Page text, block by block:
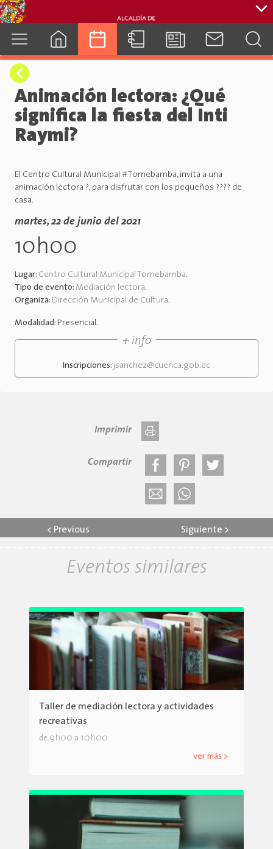
Animación lectora: ¿Qué
significa la fiesta del Inti
Raymi?
El Centro Cultural Municipal #Tomebamba, invita a una
animación lectora ?, para disfrutar con los pequeños ???? de
casa.
martes, 22 de junio del 2021
10h00
Lugar: Centro Cultural Municipal Tomebamba.
Tipo de evento: Mediación lectora.
Organiza: Dirección Municipal de Cultura.
Modalidad: Presencial.
+ info
Inscripciones: jsanchez@cuenca.gob.ec
Imprimir
Compartir
< Previous Siguiente >
Eventos similares
Taller de mediación lectora y actividades
recreativas
de 9h00 a 10h00
ver más >